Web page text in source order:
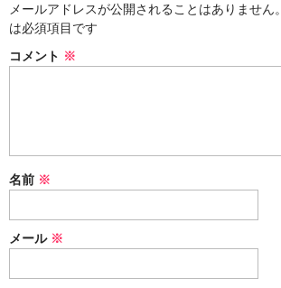
手ぬぐい
藍染取扱事項
ログイン
メールアドレスが公開されることはありません。
は必須項目です
コメント ※
名前 ※
メール ※